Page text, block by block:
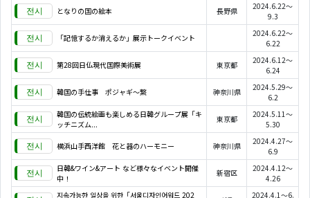
となりの国の絵本 長野県
2024.6.22～
9.3
「記憶するか消えるか」展示トークイベント
2024.6.22～
6.22
第28回日仏現代国際美術展 東京都
2024.6.12～
6.24
韓国の手仕事 ポジャギ～繋 神奈川県
2024.5.29～
6.2
韓国の伝統絵画も楽しめる日韓グループ展「キ
ッチニズム...
東京都
2024.5.11～
5.30
横浜山手西洋館 花と器のハーモニー 神奈川県
2024.4.27～
6.9
日韓&ワイン&アート など様々なイベント開催
中！
新宿区
2024.4.12～
4.26
지속가능한 일상을 위한「서울디자인어워드 202
2024.4.1～6.